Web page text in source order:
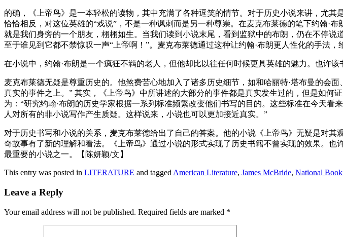
的确，《上帝鸟》是一本轻松的读物，其中充满了各种逗笑的情节。对于历史小说来讲，尤
恰恰相反，对这位英雄的“戏说”，不是一种讽刺而是另一种尊崇。在麦克布莱德的笔下约翰·
就是我们身旁的一个朋友，栩栩如生。当我们读到小说末尾，看到监狱中的布朗，仍在不停
至于谁见到它都不禁惊叹一声“上帝啊！”。麦克布莱德通过这种让约翰·布朗更人性化的手法，
在小说中，约翰·布朗是一个疯狂不羁的老人，但他却比以往任何时候更具英雄的魅力。也许
麦克布莱德无疑是尊重历史的。他煞费苦心地加入了诸多历史细节，如和哈丽特·塔布曼的会
真实的事件之上。” 其实，《上帝鸟》中所讲述的大部分的事件都是真实发生过的，但是如何
为：“研究约翰·布朗的历史学家根据一系列标准频繁改变他们书写的目的。这些标准在今天
人对所有的非小说写作产生质疑。这样说来，小说也可以更加接近真实。”
对于历史书写和小说的关系，麦克布莱德给出了自己的答案。他的小说《上帝鸟》无疑是对
奇故事有了新的理解和看法。《上帝鸟》通过小说的形式实现了历史书籍不曾实现的效果。
最重要的小说之一。【陈妍颖/文】
This entry was posted in LITERATURE and taggedAmerican Literature, James McBride, National
Leave a Reply
Your email address will not be published. Required fields are marked *